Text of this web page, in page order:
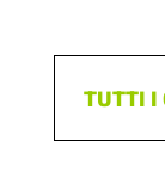
TUTTI I